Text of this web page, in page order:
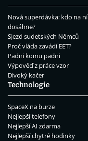
Nová superdávka: kdo na ní
dosáhne?
Sjezd sudetských Němců
Proč vláda zavádí EET?
Padni komu padni
Výpověď z práce vzor
Divoký kačer
Technologie
SpaceX na burze
Nejlepší telefony
Nejlepší AI zdarma
Nejlepší chytré hodinky